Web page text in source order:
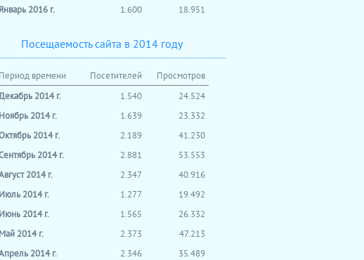
2016 г.
1.600 18.951
Посещаемость сайта в 2014 году
Период времени Посетителей
Просмотров
2014 г.
1.540
24.524
Ноябрь 2014 г.
1.639
23.332
2014 г.
2.189
41.230
2014 г.
2.881
53.553
2014 г.
2.347
40.916
Июль 2014 г.
1.277
19.492
Июнь 2014 г.
1.565
26.332
Май 2014 г.
2.373
47.213
2014 г.
2.346
35.489